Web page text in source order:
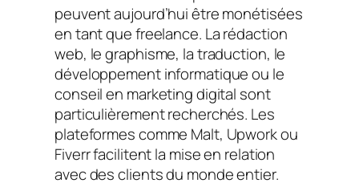
peuvent aujourd’hui être monétisées
en tant que freelance. La rédaction
web, le graphisme, la traduction, le
développement informatique ou le
conseil en marketing digital sont
particulièrement recherchés. Les
plateformes comme Malt, Upwork ou
Fiverr facilitent la mise en relation
avec des clients du monde entier.